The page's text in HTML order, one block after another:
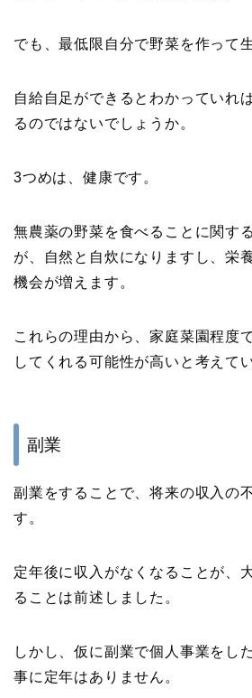
でも、最低限自分で野菜を作って
自給自足ができるとわかっていれ
るのではないでしょうか。
3つめは、健康です。
無農薬の野菜を食べることに関す
が、自然と自炊になりますし、栄
機会が増えます。
これらの理由から、家庭菜園程度
してくれる可能性が高いと考えて
副業
副業をすることで、将来の収入の
す。
定年後に収入がなくなることが、
ることは前述しました。
しかし、仮に副業で個人事業をし
事に定年はありません。